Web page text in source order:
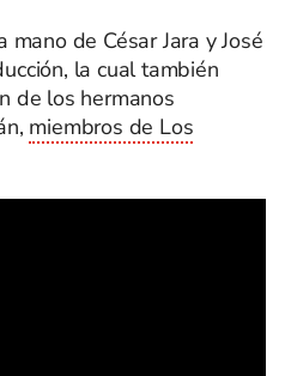
de César Jara y José
la cual también
de los hermanos
miembros de Los